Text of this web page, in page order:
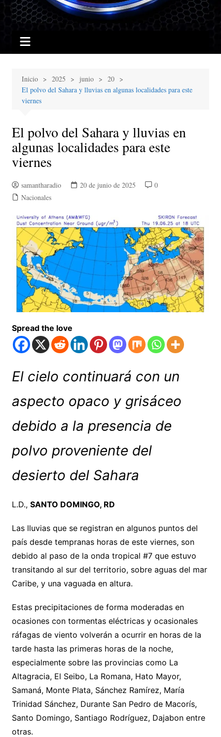
Inicio 2025 junio
20
El polvo del Sahara y lluvias en algunas localidades para este
viernes
El polvo del Sahara y lluvias en
algunas localidades para este
viernes
samantharadio 20 de junio de 2025
0
Nacionales
Spread the love
El cielo continuará con un
aspecto opaco y grisáceo
debido a la presencia de
polvo proveniente del
desierto del Sahara
L.D., SANTO DOMINGO, RD
Las lluvias que se registran en algunos puntos del
país desde tempranas horas de este viernes, son
debido al paso de la onda tropical #7 que estuvo
transitando al sur del territorio, sobre aguas del mar
Caribe, y una vaguada en altura.
Estas precipitaciones de forma moderadas en
ocasiones con tormentas eléctricas y ocasionales
ráfagas de viento volverán a ocurrir en horas de la
tarde hasta las primeras horas de la noche,
especialmente sobre las provincias como La
Altagracia, El Seibo, La Romana, Hato Mayor,
Samaná, Monte Plata, Sánchez Ramírez, María
Trinidad Sánchez, Durante San Pedro de Macorís,
Santo Domingo, Santiago Rodríguez, Dajabon entre
otras.